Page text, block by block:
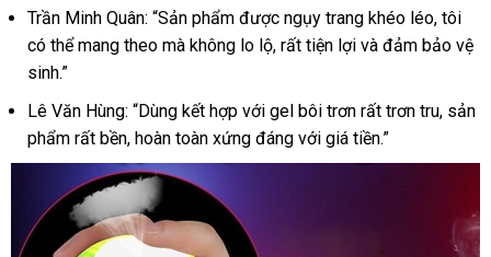
Chất
Lượng
Giá
Tốt
Trần Minh Quân: “Sản phẩm được ngụy trang khéo léo, tôi
có thể mang theo mà không lo lộ, rất tiện lợi và đảm bảo vệ
sinh.”
Lê Văn Hùng: “Dùng kết hợp với gel bôi trơn rất trơn tru, sản
phẩm rất bền, hoàn toàn xứng đáng với giá tiền.”